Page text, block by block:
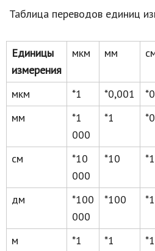
Таблица переводов единиц
Единицы
измерения
мкм мм
мкм *1 *0,001
мм
*1
000
*1
см
*10
000
*10 *1
дм
*100
000
*100
м
*1
*1